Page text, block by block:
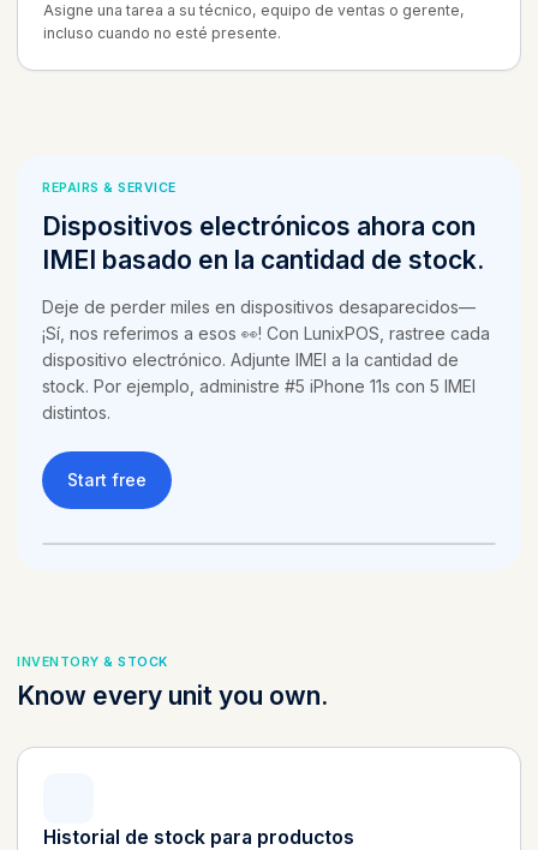
Asigne una tarea a su técnico, equipo de ventas o gerente,
incluso cuando no esté presente.
REPAIRS & SERVICE
Dispositivos electrónicos ahora con
IMEI basado en la cantidad de stock.
Deje de perder miles en dispositivos desaparecidos—
¡Sí, nos referimos a esos 👀! Con LunixPOS, rastree cada
dispositivo electrónico. Adjunte IMEI a la cantidad de
stock. Por ejemplo, administre #5 iPhone 11s con 5 IMEI
distintos.
Start free
INVENTORY & STOCK
Know every unit you own.
Historial de stock para productos